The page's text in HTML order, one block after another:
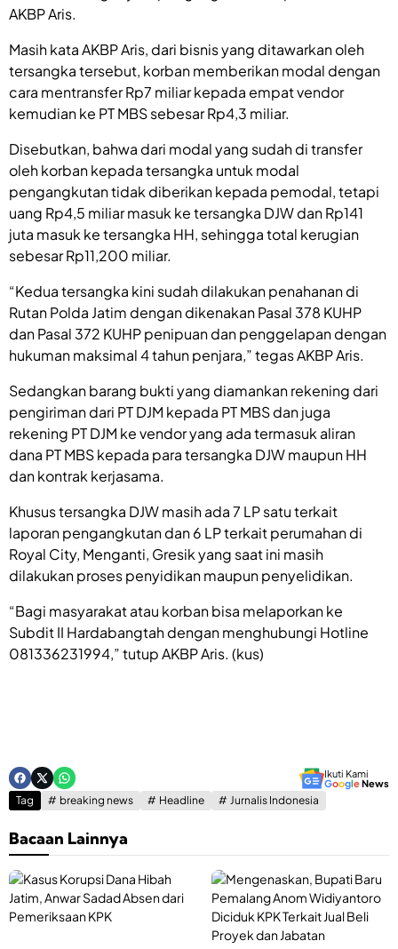
AKBP Aris.
Masih kata AKBP Aris, dari bisnis yang ditawarkan oleh
tersangka tersebut, korban memberikan modal dengan
cara mentransfer Rp7 miliar kepada empat vendor
kemudian ke PT MBS sebesar Rp4,3 miliar.
Disebutkan, bahwa dari modal yang sudah di transfer
oleh korban kepada tersangka untuk modal
pengangkutan tidak diberikan kepada pemodal, tetapi
uang Rp4,5 miliar masuk ke tersangka DJW dan Rp141
juta masuk ke tersangka HH, sehingga total kerugian
sebesar Rp11,200 miliar.
“Kedua tersangka kini sudah dilakukan penahanan di
Rutan Polda Jatim dengan dikenakan Pasal 378 KUHP
dan Pasal 372 KUHP penipuan dan penggelapan dengan
hukuman maksimal 4 tahun penjara,” tegas AKBP Aris.
Sedangkan barang bukti yang diamankan rekening dari
pengiriman dari PT DJM kepada PT MBS dan juga
rekening PT DJM ke vendor yang ada termasuk aliran
dana PT MBS kepada para tersangka DJW maupun HH
dan kontrak kerjasama.
Khusus tersangka DJW masih ada 7 LP satu terkait
laporan pengangkutan dan 6 LP terkait perumahan di
Royal City, Menganti, Gresik yang saat ini masih
dilakukan proses penyidikan maupun penyelidikan.
“Bagi masyarakat atau korban bisa melaporkan ke
Subdit II Hardabangtah dengan menghubungi Hotline
081336231994,” tutup AKBP Aris. (kus)
Ikuti Kami
GoogleNews
Tag breaking news Headline Jurnalis Indonesia
Bacaan Lainnya